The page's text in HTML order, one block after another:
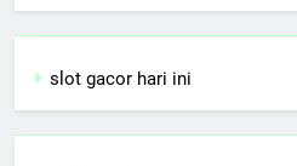
slot gacor hari ini